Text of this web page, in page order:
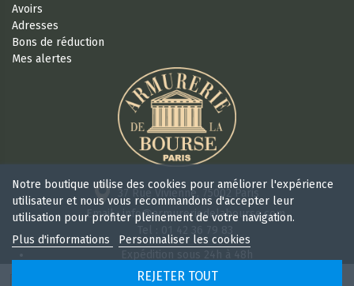
Avoirs
Adresses
Bons de réduction
Mes alertes
37 Rue Vivienne, 75002 Paris
Email : info@armureriedelabourse.com
Retour sous 15 jours
Notre boutique utilise des cookies pour améliorer l'expérience
utilisateur et nous vous recommandons d'accepter leur
utilisation pour profiter pleinement de votre navigation.
Plus d'informations
Personnaliser les cookies
REJETER TOUT